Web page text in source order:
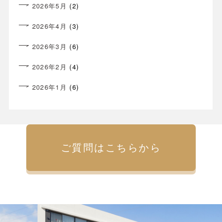
2026年5月 (2)
2026年4月 (3)
2026年3月 (6)
2026年2月 (4)
2026年1月 (6)
ご質問はこちらから